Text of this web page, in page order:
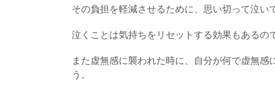
その負担を軽減させるために、思い切って泣い
泣くことは気持ちをリセットする効果もあるの
また虚無感に襲われた時に、自分が何で虚無
う。